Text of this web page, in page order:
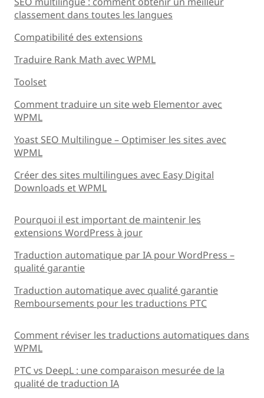
classement dans toutes les langues
Compatibilité des extensions
Traduire Rank Math avec WPML
Toolset
Comment traduire un site web Elementor avec
WPML
Yoast SEO Multilingue – Optimiser les sites avec
WPML
Créer des sites multilingues avec Easy Digital
Downloads et WPML
Pourquoi il est important de maintenir les
extensions WordPress à jour
Traduction automatique par IA pour WordPress –
qualité garantie
Traduction automatique avec qualité garantie
Remboursements pour les traductions PTC
Comment réviser les traductions automatiques dans
WPML
PTC vs DeepL : une comparaison mesurée de la
qualité de traduction IA